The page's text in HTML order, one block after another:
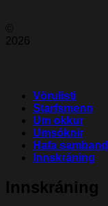
©
2026
Vörulisti
Starfsmenn
Um okkur
Umsóknir
Hafa samband
Innskráning
Innskráning